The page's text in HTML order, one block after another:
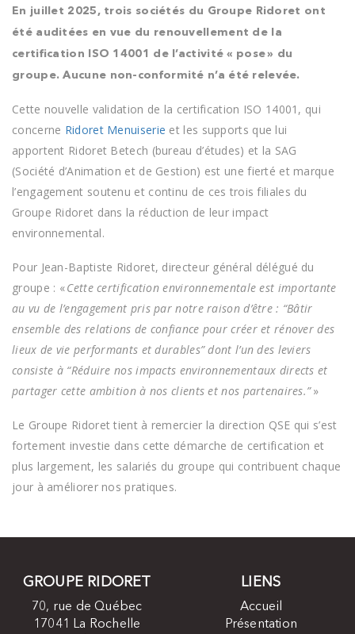
En juillet 2025, trois sociétés du Groupe Ridoret ont
été auditées en vue du renouvellement de la
certification ISO 14001 de l’activité « pose » du
groupe. Aucune non-conformité n’a été relevée.
Cette nouvelle validation de la certification ISO 14001, qui
concerne Ridoret Menuiserie et les supports que lui
apportent Ridoret Betech (bureau d’études) et la SAG
(Société d’Animation et de Gestion) est une fierté et marque
l’engagement soutenu et continu de ces trois filiales du
Groupe Ridoret dans la réduction de leur impact
environnemental.
Pour Jean-Baptiste Ridoret, directeur général délégué du
groupe : «Cette certification environnementale est importante
au vu de l’engagement pris par notre raison d’être : “Bâtir
ensemble des relations de confiance pour créer et rénover des
lieux de vie performants et durables” dont l’un des leviers
consiste à “Réduire nos impacts environnementaux directs et
partager cette ambition à nos clients et nos partenaires.”»
Le Groupe Ridoret tient à remercier la direction QSE qui s’est
fortement investie dans cette démarche de certification et
plus largement, les salariés du groupe qui contribuent chaque
jour à améliorer nos pratiques.
GROUPE RIDORET
70, rue de Québec
17041 La Rochelle
LIENS
Accueil
Présentation